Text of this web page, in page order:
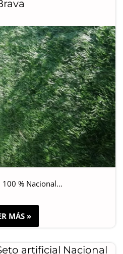
100 % Nacional…
MÁS »
artificial Nacional